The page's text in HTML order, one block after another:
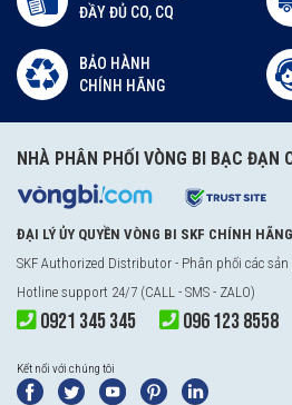
ĐẦY ĐỦ CO, CQ
BẢO HÀNH
CHÍNH HÃNG
NHÀ PHÂN PHỐI VÒNG BI BẠC ĐẠN
ĐẠI LÝ ỦY QUYỀN VÒNG BI SKF CHÍNH HÃNG
SKF Authorized Distributor - Phân phối các
Hotline support 24/7 (CALL - SMS - ZALO)
0921 345 345 096 123 8558
Kết nối với chúng tôi